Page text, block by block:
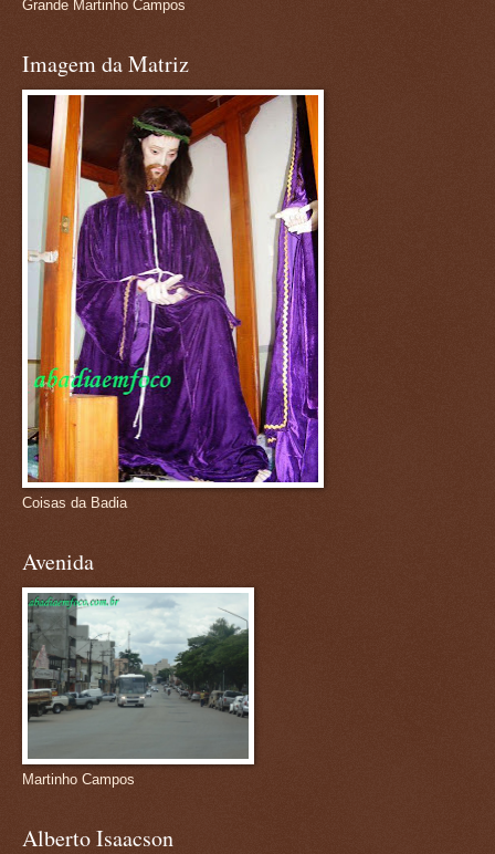
Grande Martinho Campos
Imagem da Matriz
Coisas da Badia
Avenida
Martinho Campos
Alberto Isaacson